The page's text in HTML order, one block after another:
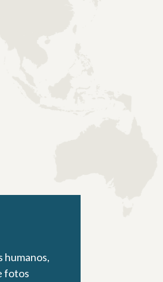
humanos,
fotos